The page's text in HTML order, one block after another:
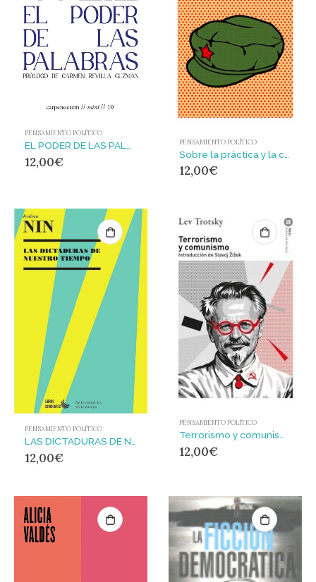
PENSAMIENTO POLÍTICO
12,00€
PENSAMIENTO POLÍTICO
12,00€
PENSAMIENTO POLÍTICO
LAS DICTADURAS DE NUESTRO TIEMPO
12,00€
PENSAMIENTO POLÍTICO
12,00€